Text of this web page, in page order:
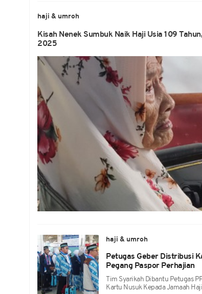
haji & umroh
Kisah Nenek Sumbuk Naik Haji Usia 109
2025
haji & umroh
Petugas Geber Distribusi
Pegang Paspor Perhajian
Tim Syarikah Dibantu Petugas
Kartu Nusuk Kepada Jamaah